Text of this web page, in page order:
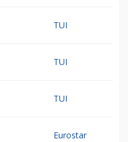
TUI
TUI
TUI
Eurostar